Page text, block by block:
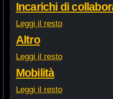
Incarichi di
Leggi il resto
Altro
Leggi il resto
Mobilità
Leggi il resto